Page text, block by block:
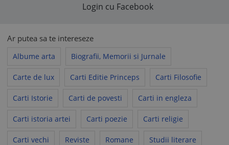
Login cu Facebook
Ar putea sa te intereseze
Albume arta Biografii, Memorii si Jurnale
Carte de lux Carti Editie Princeps Carti Filosofie
Carti Istorie Carti de povesti Carti in engleza
Carti istoria artei Carti poezie Carti religie
Carti vechi Reviste Romane Studii literare